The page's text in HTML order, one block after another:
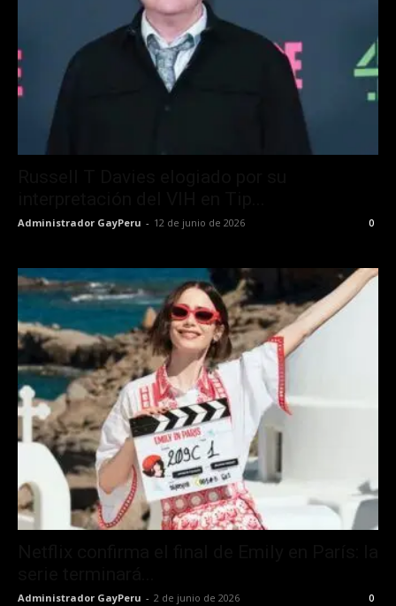
Administrador GayPeru - 12 de junio de 2026 0
Administrador GayPeru - 2 de junio de 2026 0